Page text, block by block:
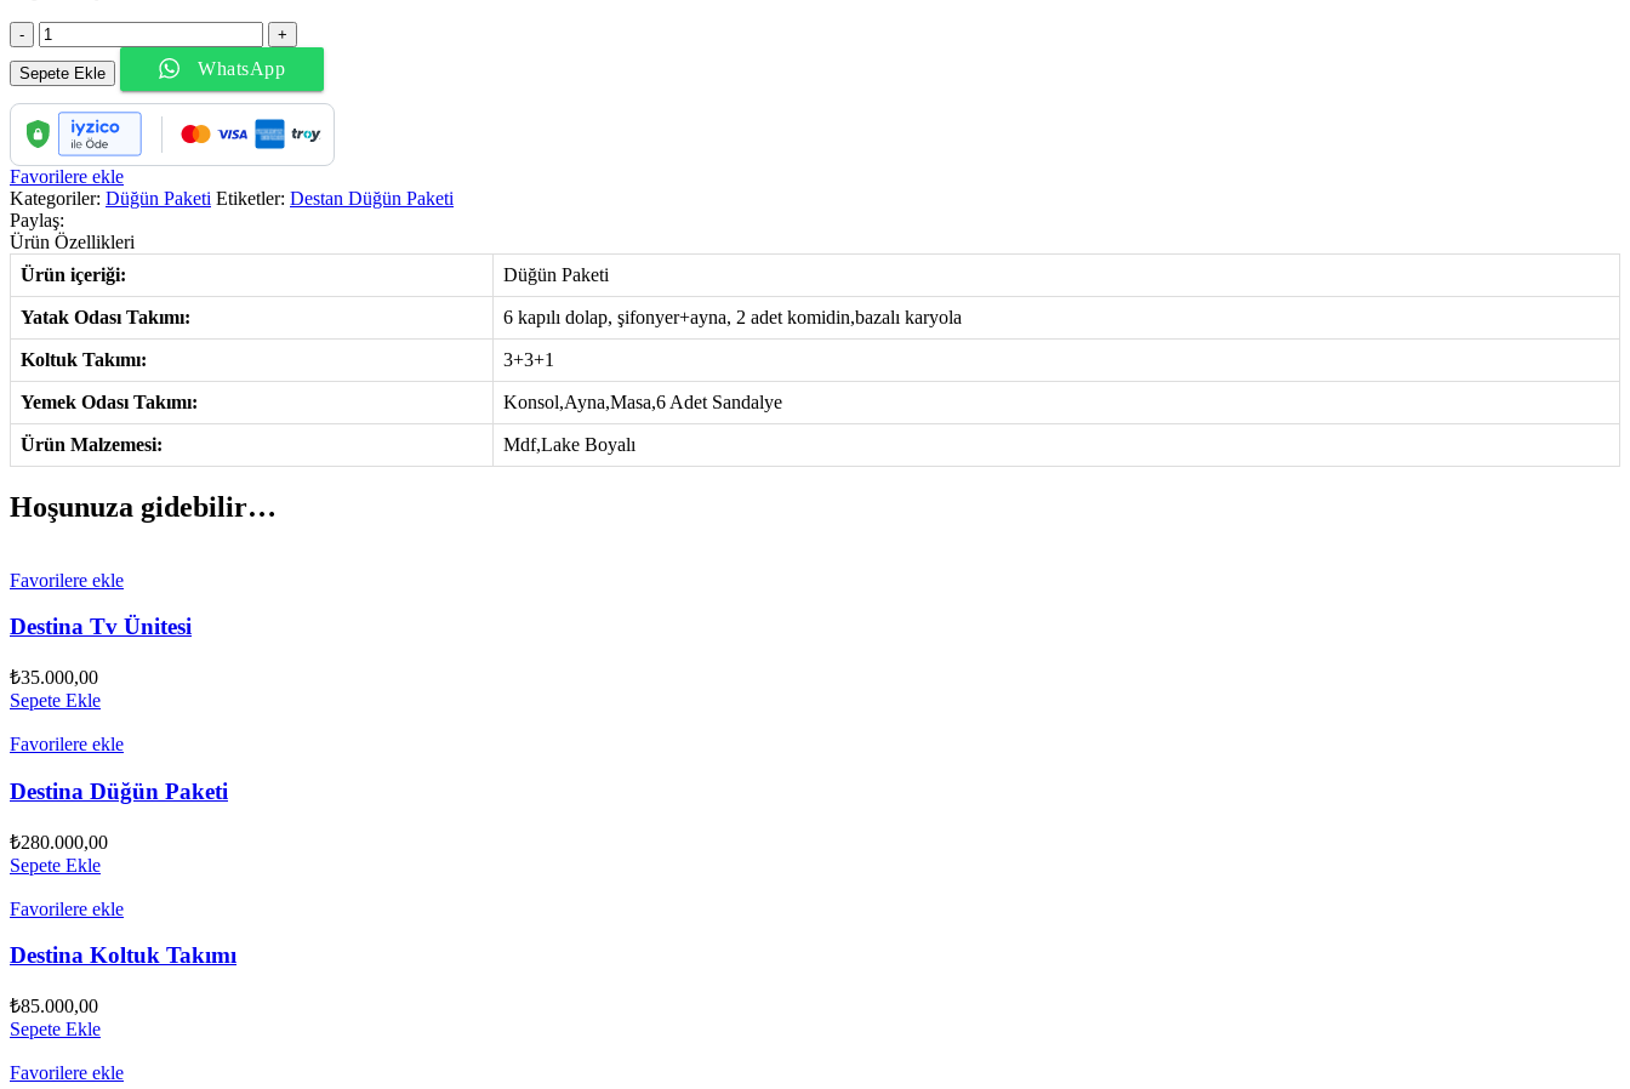
Destina
Düğün
Paketi
Sepete Ekle WhatsApp
Favorilere ekle
Kategoriler: Düğün Paketi Etiketler: Destan Düğün Paketi
Paylaş:
Ürün Özellikleri
Ürün içeriği:
Düğün Paketi
Yatak Odası Takımı: 6 kapılı dolap, şifonyer+ayna, 2 adet komidin,bazalı karyola
Koltuk Takımı: 3+3+1
Yemek Odası Takımı: Konsol,Ayna,Masa,6 Adet Sandalye
Ürün Malzemesi: Mdf,Lake Boyalı
Hoşunuza gidebilir…
Favorilere ekle
Destina Tv Ünitesi
₺35.000,00
Sepete Ekle
Favorilere ekle
Destina Düğün Paketi
₺280.000,00
Sepete Ekle
Favorilere ekle
Destina Koltuk Takımı
₺85.000,00
Sepete Ekle
Favorilere ekle